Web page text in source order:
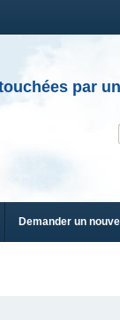
par
Demander un